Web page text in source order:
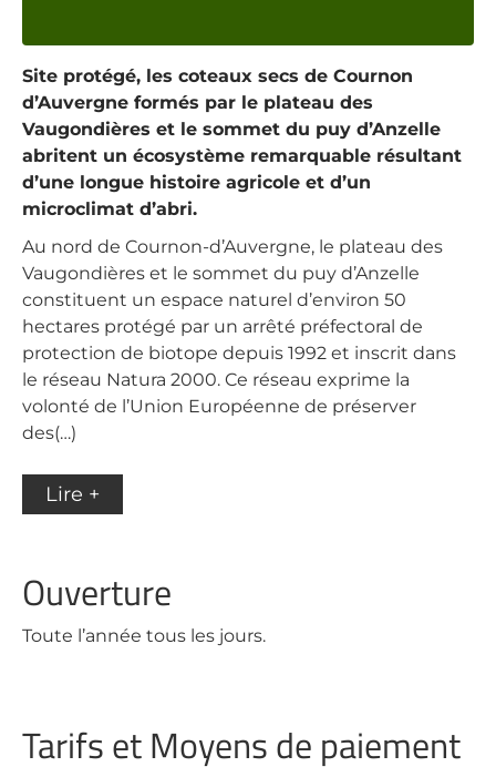
Site protégé, les coteaux secs de Cournon
d’Auvergne formés par le plateau des
Vaugondières et le sommet du puy d’Anzelle
abritent un écosystème remarquable résultant
d’une longue histoire agricole et d’un
microclimat d’abri.
Au nord de Cournon-d’Auvergne, le plateau des
Vaugondières et le sommet du puy d’Anzelle
constituent un espace naturel d’environ 50
hectares protégé par un arrêté préfectoral de
protection de biotope depuis 1992 et inscrit dans
le réseau Natura 2000. Ce réseau exprime la
volonté de l’Union Européenne de préserver
des(…)
Lire +
Ouverture
Toute l’année tous les jours.
Tarifs et Moyens de paiement